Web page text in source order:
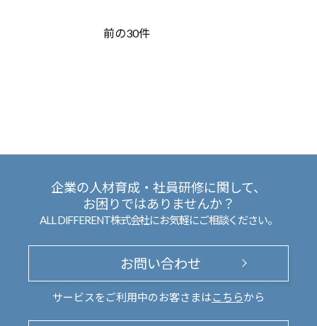
前の30件
企業の人材育成・社員研修に関して、
お困りではありませんか？
ALL DIFFERENT株式会社にお気軽にご相談ください。
お問い合わせ
サービスをご利用中のお客さまは こちらから